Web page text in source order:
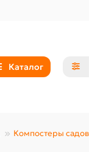
Каталог
Компостеры